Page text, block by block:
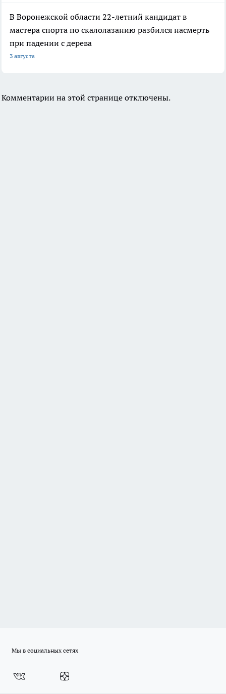
В Воронежской области 22-летний кандидат в
мастера спорта по скалолазанию разбился насмерть
при падении с дерева
3 августа
Комментарии на этой странице отключены.
Мы в социальных сетях